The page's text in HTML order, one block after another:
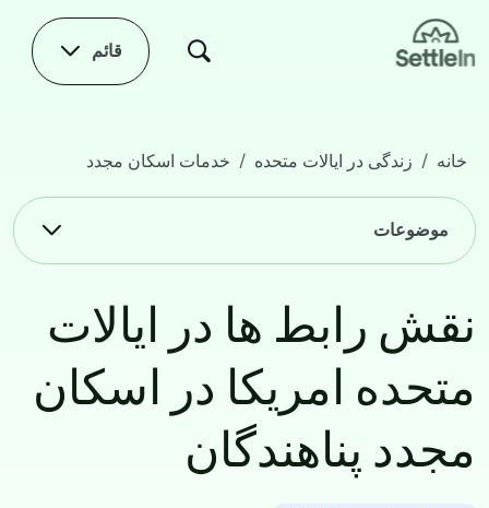
Skip to main content
قائم
خانه زندگی در ایالات متحده خدمات اسکان مجدد
نقش رابط ها در ایالات متحده امریکا در اسکان مجدد پناهندگان
Main navigation
موضوعات
نقش رابط ها در ایالات
متحده امریکا در اسکان
مجدد پناهندگان